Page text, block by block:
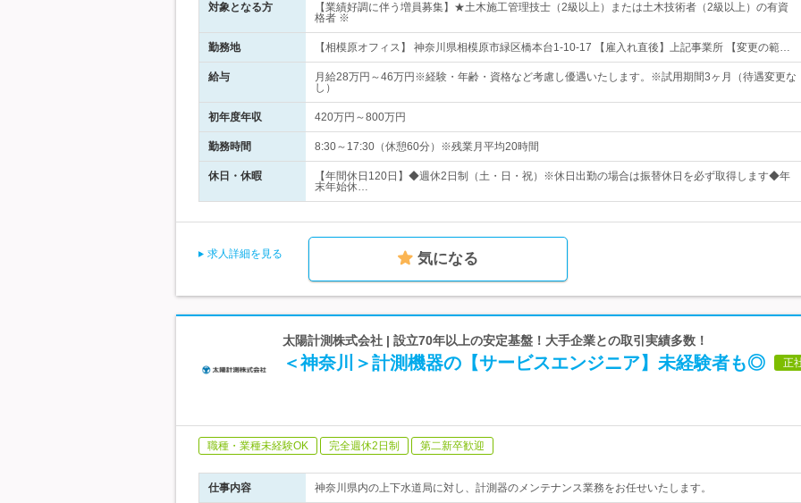
対象となる方
【業績好調に伴う増員募集】★土木施工管理技士（2級以上）または土木技術者（2級以上）の有資
格者 ※
勤務地 【相模原オフィス】 神奈川県相模原市緑区橋本台1-10-17 【雇入れ直後】上記事業所 【変更の範…
給与
月給28万円～46万円※経験・年齢・資格など考慮し優遇いたします。※試用期間3ヶ月（待遇変更な
し）
初年度年収 420万円～800万円
勤務時間 8:30～17:30（休憩60分）※残業月平均20時間
休日・休暇
【年間休日120日】◆週休2日制（土・日・祝）※休日出勤の場合は振替休日を必ず取得します◆年
末年始休…
求人詳細を見る 気になる
太陽計測株式会社 | 設立70年以上の安定基盤！大手企業との取引実績多数！
＜神奈川＞計測機器の【サービスエンジニア】未経験者も◎ 正
職種・業種未経験OK 完全週休2日制 第二新卒歓迎
仕事内容 神奈川県内の上下水道局に対し、計測器のメンテナンス業務をお任せいたします。